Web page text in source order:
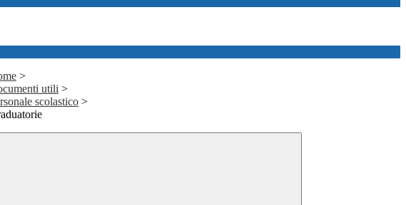
>
utili >
scolastico >